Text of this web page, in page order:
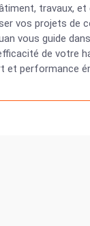
travaux, et
vos projets de
vous guide
de votre
et performance